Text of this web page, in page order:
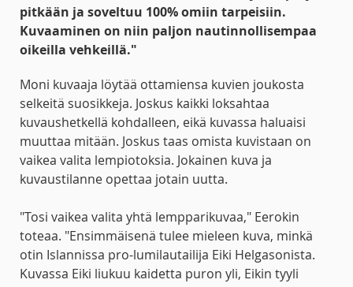
pitkään ja soveltuu 100% omiin tarpeisiin.
Kuvaaminen on niin paljon nautinnollisempaa
oikeilla vehkeillä."
Moni kuvaaja löytää ottamiensa kuvien joukosta
selkeitä suosikkeja. Joskus kaikki loksahtaa
kuvaushetkellä kohdalleen, eikä kuvassa haluaisi
muuttaa mitään. Joskus taas omista kuvistaan on
vaikea valita lempiotoksia. Jokainen kuva ja
kuvaustilanne opettaa jotain uutta.
"Tosi vaikea valita yhtä lempparikuvaa," Eerokin
toteaa. "Ensimmäisenä tulee mieleen kuva, minkä
otin Islannissa pro-lumilautailija Eiki Helgasonista.
Kuvassa Eiki liukuu kaidetta puron yli, Eikin tyyli